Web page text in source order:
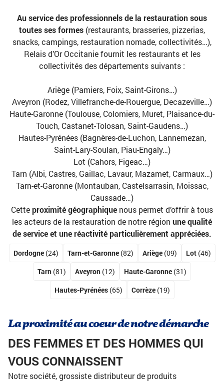
Au service des professionnels de la restauration sous
toutes ses formes (restaurants, brasseries, pizzerias,
snacks, campings, restauration nomade, collectivités…),
Relais d’Or Occitanie fournit les restaurants et les
collectivités des départements suivants :
Ariège (Pamiers, Foix, Saint-Girons…)
Aveyron (Rodez, Villefranche-de-Rouergue, Decazeville…)
Haute-Garonne (Toulouse, Colomiers, Muret, Plaisance-du-
Touch, Castanet-Tolosan, Saint-Gaudens…)
Hautes-Pyrénées (Bagnères-de-Luchon, Lannemezan,
Saint-Lary-Soulan, Piau-Engaly…)
Lot (Cahors, Figeac…)
Tarn (Albi, Castres, Gaillac, Lavaur, Mazamet, Carmaux…)
Tarn-et-Garonne (Montauban, Castelsarrasin, Moissac,
Caussade…)
Cetteproximité géographique nous permet d’offrir à tous
les acteurs de la restauration de notre région une qualité
de service et une réactivité particulièrement appréciées.
Dordogne(24) Tarn-et-Garonne(82) Ariège(09) Lot(46)
Tarn (81) Aveyron (12) Haute-Garonne (31)
Hautes-Pyrénées(65) Corrèze(19)
La proximité au coeur de notre démarche
DES FEMMES ET DES HOMMES QUI
VOUS CONNAISSENT
Notre société, grossiste distributeur de produits